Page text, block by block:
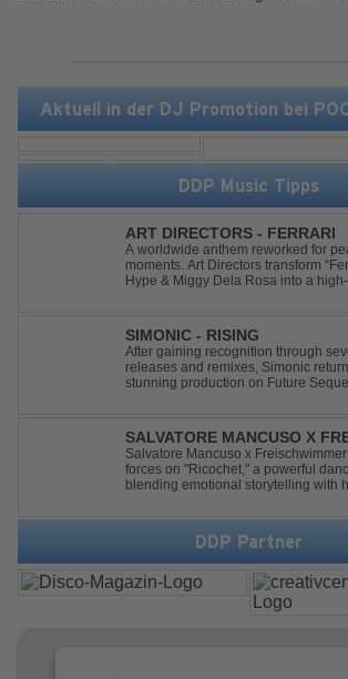
Aktuell in der DJ Promotion bei
DDP Music Tipps
ART DIRECTORS - FERRARI
A worldwide anthem reworked for
moments. Art Directors transform
Hype & Miggy Dela Rosa into a
crowds alike, this remix elevates the
SIMONIC - RISING
After gaining recognition through
releases and remixes, Simonic
stunning production on Future
goosebump-inducing melodies. A
SALVATORE MANCUSO X
X RENEE - RICOCHET
Salvatore Mancuso x
forces on "Ricochet," a powerful
blending emotional storytelling with
track transforms a timeless theme
dance experience. Crafted by...
DDP Partner